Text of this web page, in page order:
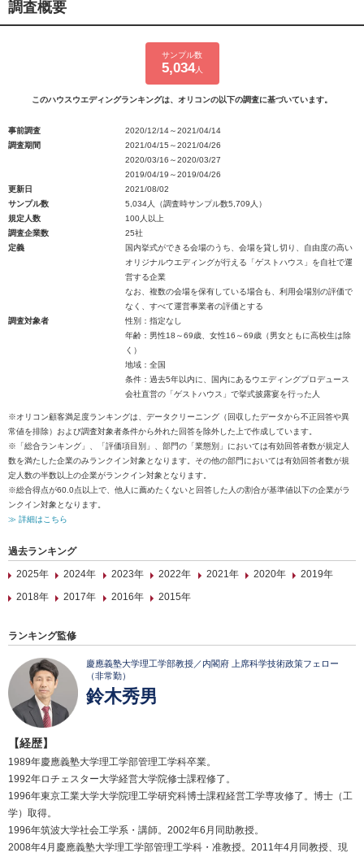
調査概要
サンプル数
5,034人
このハウスウエディングランキングは、オリコンの以下の調査に基づいています。
事前調査
2020/12/14～2021/04/14
調査期間
2021/04/15～2021/04/26
2020/03/16～2020/03/27
2019/04/19～2019/04/26
更新日
2021/08/02
サンプル数
5,034人（調査時サンプル数5,709人）
規定人数
100人以上
調査企業数
25社
定義
国内挙式ができる会場のうち、会場を貸し切り、自由度の高い
オリジナルウエディングが行える「ゲストハウス」を自社で運
営する企業
なお、複数の会場を保有している場合も、利用会場別の評価で
なく、すべて運営事業者の評価とする
調査対象者
性別：指定なし
年齢：男性18～69歳、女性16～69歳（男女ともに高校生は除
く）
地域：全国
条件：過去5年以内に、国内にあるウエディングプロデュース
会社直営の「ゲストハウス」で挙式披露宴を行った人
※オリコン顧客満足度ランキングは、データクリーニング（回収したデータから不正回答や異
常値を排除）および調査対象者条件から外れた回答を除外した上で作成しています。
※「総合ランキング」、「評価項目別」、部門の「業態別」においては有効回答者数が規定人
数を満たした企業のみランクイン対象となります。その他の部門においては有効回答者数が規
定人数の半数以上の企業がランクイン対象となります。
※総合得点が60.0点以上で、他人に薦めたくないと回答した人の割合が基準値以下の企業がラ
ンクイン対象となります。
≫ 詳細はこちら
過去ランキング
2025年
2024年 2023年 2022年 2021年 2020年
2019年
2018年
2017年 2016年 2015年
ランキング監修
慶應義塾大学理工学部教授／内閣府 上席科学技術政策フェロー
（非常勤）
鈴木秀男
【経歴】
1989年慶應義塾大学理工学部管理工学科卒業。
1992年ロチェスター大学経営大学院修士課程修了。
1996年東京工業大学大学院理工学研究科博士課程経営工学専攻修了。博士（工
学）取得。
1996年筑波大学社会工学系・講師。2002年6月同助教授。
2008年4月慶應義塾大学理工学部管理工学科・准教授。2011年4月同教授、現